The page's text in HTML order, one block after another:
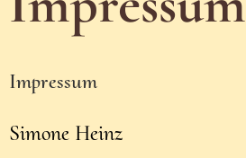
Impressum
Simone Heinz